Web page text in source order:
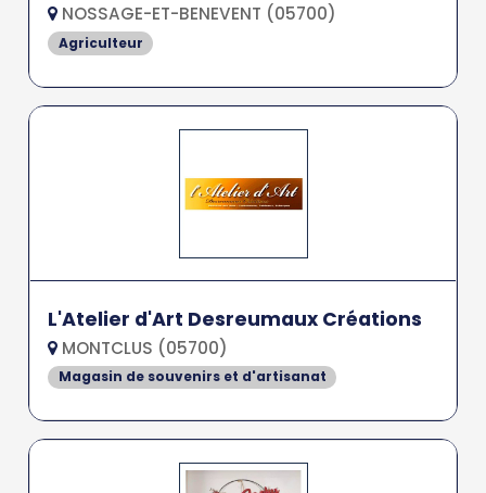
NOSSAGE-ET-BENEVENT (05700)
Agriculteur
L'Atelier d'Art Desreumaux Créations
MONTCLUS (05700)
Magasin de souvenirs et d'artisanat